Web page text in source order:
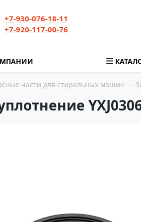
+7-930-076-18-11
+7-920-117-00-76
части для стиральных машин —